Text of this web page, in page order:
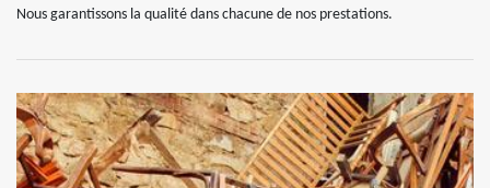
Nous garantissons la qualité dans chacune de nos prestations.